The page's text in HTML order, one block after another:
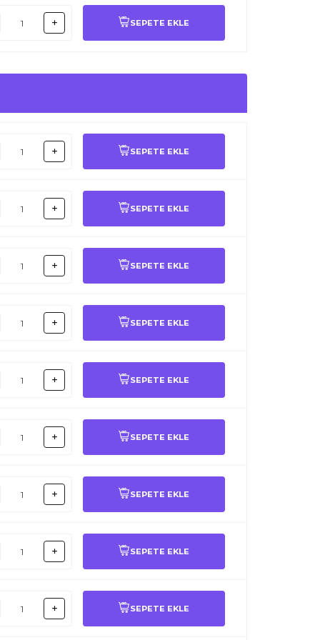
SEPETE EKLE
SEPETE EKLE
SEPETE EKLE
SEPETE EKLE
SEPETE EKLE
SEPETE EKLE
SEPETE EKLE
SEPETE EKLE
SEPETE EKLE
SEPETE EKLE